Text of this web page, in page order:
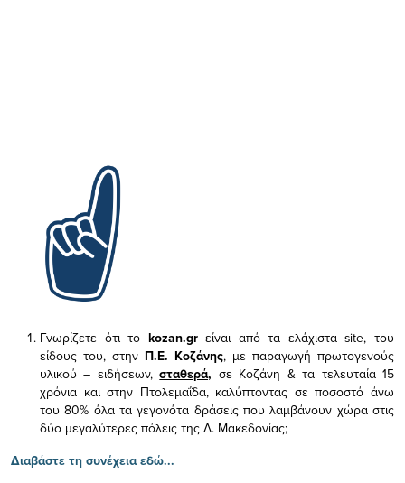
Γνωρίζετε ότι το kozan.gr είναι από τα ελάχισταsite, του
είδους του, στην Π.Ε. Κοζάνης, με παραγωγή πρωτογενούς
υλικού – ειδήσεων,σταθερά, σε Κοζάνη & τα τελευταία 15
χρόνια και στην Πτολεμαΐδα, καλύπτοντας σε ποσοστό άνω
του 80% όλα τα γεγονότα δράσεις που λαμβάνουν χώρα στις
δύο μεγαλύτερες πόλεις της Δ. Μακεδονίας;
Διαβάστε τη συνέχεια εδώ...